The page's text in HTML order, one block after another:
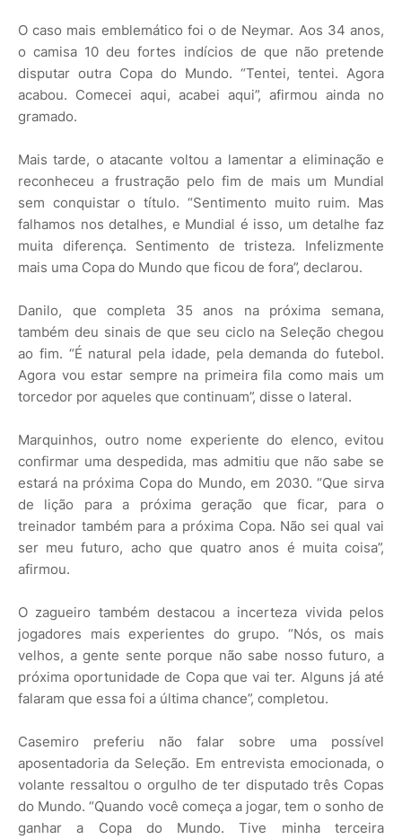
O caso mais emblemático foi o de Neymar. Aos 34 anos,
o camisa 10 deu fortes indícios de que não pretende
disputar outra Copa do Mundo. “Tentei, tentei. Agora
acabou. Comecei aqui, acabei aqui”, afirmou ainda no
gramado.
Mais tarde, o atacante voltou a lamentar a eliminação e
reconheceu a frustração pelo fim de mais um Mundial
sem conquistar o título. “Sentimento muito ruim. Mas
falhamos nos detalhes, e Mundial é isso, um detalhe faz
muita diferença. Sentimento de tristeza. Infelizmente
mais uma Copa do Mundo que ficou de fora”, declarou.
Danilo, que completa 35 anos na próxima semana,
também deu sinais de que seu ciclo na Seleção chegou
ao fim. “É natural pela idade, pela demanda do futebol.
Agora vou estar sempre na primeira fila como mais um
torcedor por aqueles que continuam”, disse o lateral.
Marquinhos, outro nome experiente do elenco, evitou
confirmar uma despedida, mas admitiu que não sabe se
estará na próxima Copa do Mundo, em 2030. “Que sirva
de lição para a próxima geração que ficar, para o
treinador também para a próxima Copa. Não sei qual vai
ser meu futuro, acho que quatro anos é muita coisa”,
afirmou.
O zagueiro também destacou a incerteza vivida pelos
jogadores mais experientes do grupo. “Nós, os mais
velhos, a gente sente porque não sabe nosso futuro, a
próxima oportunidade de Copa que vai ter. Alguns já até
falaram que essa foi a última chance”, completou.
Casemiro preferiu não falar sobre uma possível
aposentadoria da Seleção. Em entrevista emocionada, o
volante ressaltou o orgulho de ter disputado três Copas
do Mundo. “Quando você começa a jogar, tem o sonho de
ganhar a Copa do Mundo. Tive minha terceira